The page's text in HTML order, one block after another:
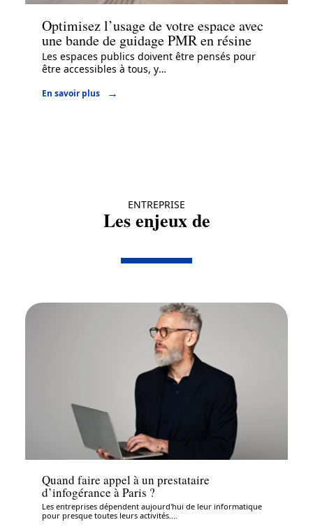
Optimisez l’usage de votre espace avec
une bande de guidage PMR en résine
Les espaces publics doivent être pensés pour
être accessibles à tous, y…
En savoir plus
ENTREPRISE
Les enjeux de
Entreprise
Quand faire appel à un prestataire
d’infogérance à Paris ?
Les entreprises dépendent aujourd'hui de leur informatique
pour presque toutes leurs activités.…